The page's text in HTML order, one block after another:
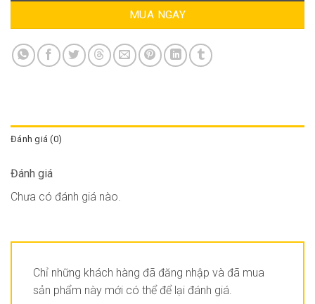
MUA NGAY
Đánh giá (0)
Đánh giá
Chưa có đánh giá nào.
Chỉ những khách hàng đã đăng nhập và đã mua
sản phẩm này mới có thể để lại đánh giá.